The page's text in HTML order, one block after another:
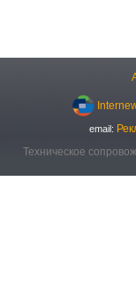
email:
Техническое